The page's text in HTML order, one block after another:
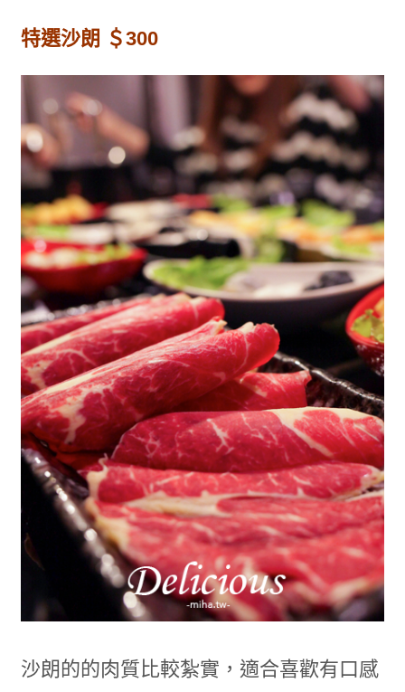
特選沙朗 ＄300
沙朗的的肉質比較紮實，適合喜歡有口感